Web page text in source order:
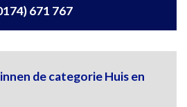
671 767
de categorie Huis en